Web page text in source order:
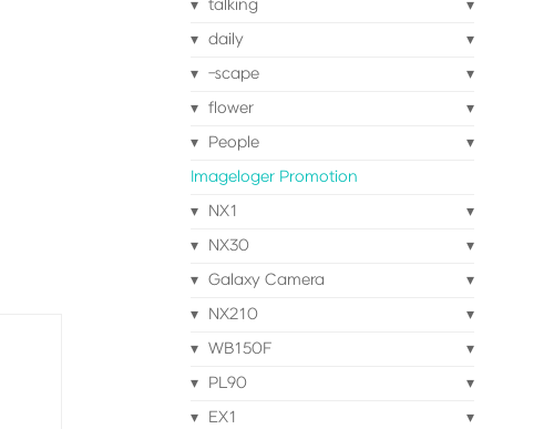
talking
daily
-scape
flower
People
Imageloger Promotion
NX1
NX30
Galaxy Camera
NX210
WB150F
PL90
EX1